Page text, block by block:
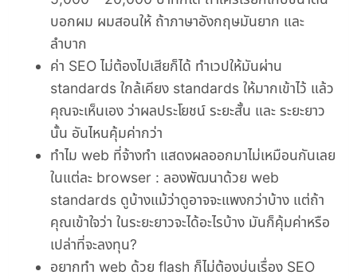
บอกผม ผมสอนให้ ถ้าภาษาอังกฤษมันยาก และ
ลำบาก
ค่า SEO ไม่ต้องไปเสียก็ได้ ทำเวปให้มันผ่าน
standards ใกล้เคียง standards ให้มากเข้าไว้ แล้ว
คุณจะเห็นเอง ว่าผลประโยชน์ ระยะสั้น และ ระยะยาว
นั้น อันไหนคุ้มค่ากว่า
ทำไม web ที่จ้างทำ แสดงผลออกมาไม่เหมือนกันเลย
ในแต่ละ browser : ลองพัฒนาด้วย web
standards ดูบ้างแม้ว่าดูอาจจะแพงกว่าบ้าง แต่ถ้า
คุณเข้าใจว่า ในระยะยาวจะได้อะไรบ้าง มันก็คุ้มค่าหรือ
เปล่าที่จะลงทุน?
อยากทำ web ด้วย flash ก็ไม่ต้องบ่นเรื่อง SEO